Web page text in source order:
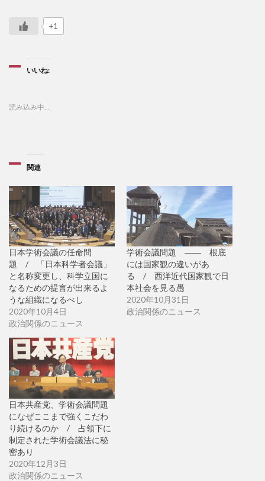
+1
いいね:
読み込み中…
関連
日本学術会議の任命問
題 / 「日本科学者会議」
と名称変更し、科学立国に
なるための提言が出来るよ
うな組織になるべし
2020年10月4日
政治関係のニュース
学術会議問題 ―― 根底
には国家観の違いがあ
る / 西洋近代国家観で日
本社会を見る愚
2020年10月31日
政治関係のニュース
日本共産党、学術会議問題
になぜここまで強くこだわ
り続けるのか / 占領下に
制定された学術会議法に秘
密あり
2020年12月3日
政治関係のニュース